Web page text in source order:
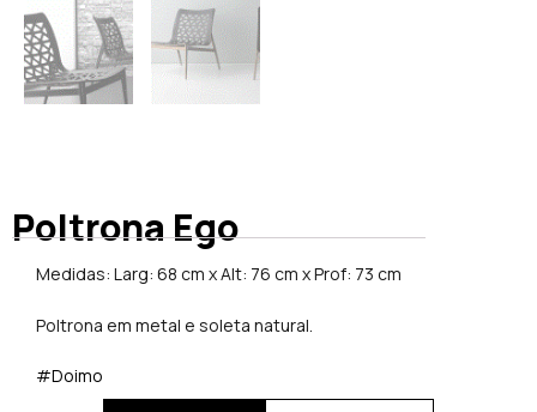
Poltrona Ego
Medidas: Larg: 68 cm x Alt: 76 cm x Prof: 73 cm
Poltrona em metal e soleta natural.
#Doimo